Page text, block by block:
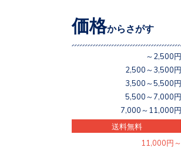
価格からさがす
～2,500円
2,500～3,500円
3,500～5,500円
5,500～7,000円
7,000～11,000円
送料無料
11,000円～